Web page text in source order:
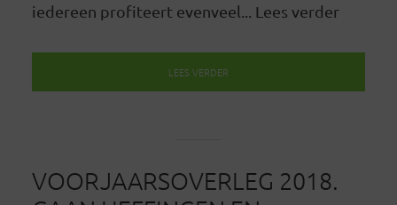
iedereen profiteert evenveel... Lees verder
LEES VERDER
VOORJAARSOVERLEG 2018.